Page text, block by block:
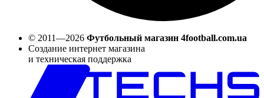
© 2011—2026 Футбольный магазин 4football.com.ua
Создание интернет магазина
и техническая поддержка